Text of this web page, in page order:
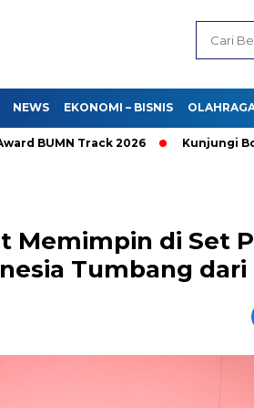
NEWS EKONOMI – BISNIS
Track 2026 Kunjungi Booth
Memimpin di Set
Tumbang dari